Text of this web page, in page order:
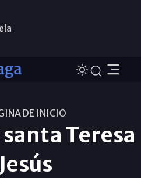
DE INICIO
Teresa